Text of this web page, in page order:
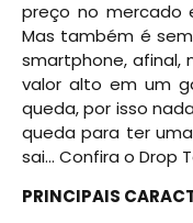
preço no mercado
Mas também é
smartphone, afinal,
valor alto em um
queda, por isso
queda para ter
sai… Confira o Drop
PRINCIPAIS